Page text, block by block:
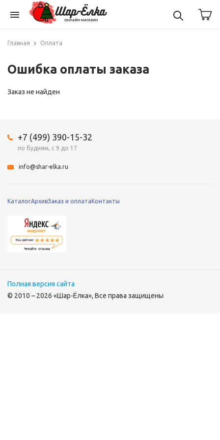
menu
Главная Оплата
Ошибка оплаты заказа
Заказ не найден
КаталогАрхивЗаказ и оплатаКонтакты
+7 (499) 390-15-32
по будням, с 9 до 17
info@shar-elka.ru
Полная версия сайта
© 2010 – 2026 «Шар-Ёлка», Все права защищены